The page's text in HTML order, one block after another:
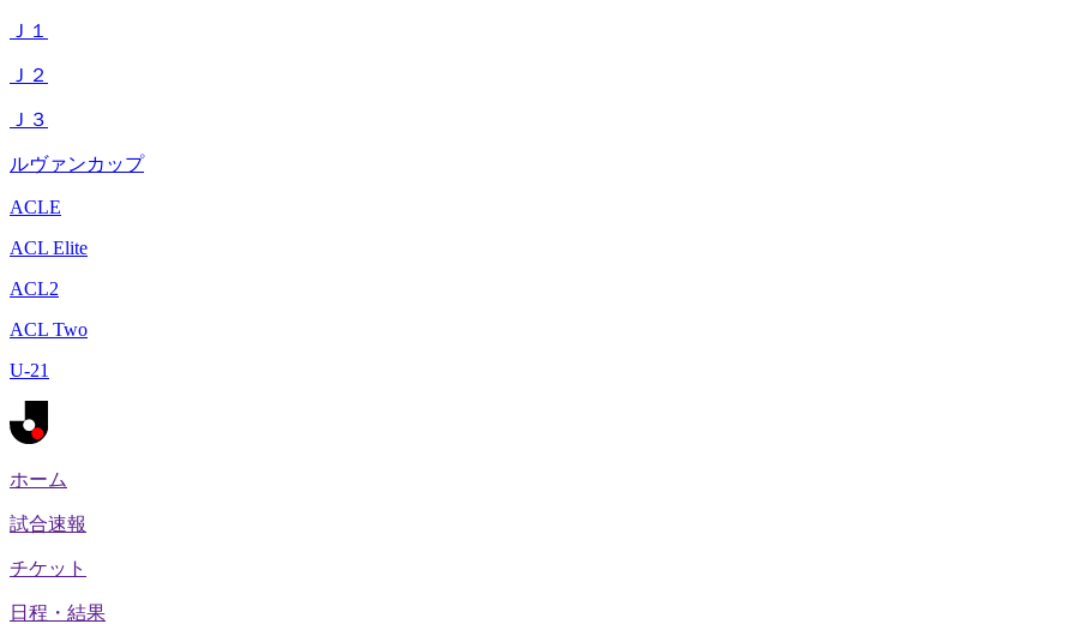
Ｊ１
Ｊ２
Ｊ３
ルヴァンカップ
ACLE
ACL Elite
ACL2
ACL Two
U-21
ホーム
試合速報
チケット
日程・結果